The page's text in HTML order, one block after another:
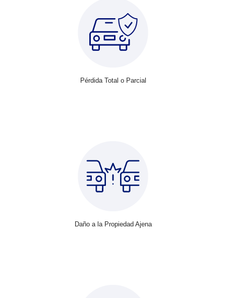
Pérdida Total o Parcial
Daño a la Propiedad Ajena